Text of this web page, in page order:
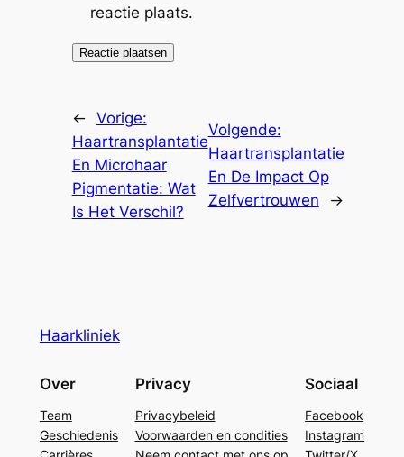
reactie plaats.
← Vorige:
Haartransplantatie
En Microhaar
Pigmentatie: Wat
Is Het Verschil?
Volgende:
Haartransplantatie
En De Impact Op
Zelfvertrouwen
→
Haarkliniek
Over
Team
Geschiedenis
Privacy
Privacybeleid
Voorwaarden en condities
Sociaal
Facebook
Instagram